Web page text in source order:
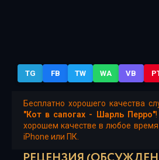
TG FB TW WA VB
Бесплатно хорошего качества
"Кот в сапогах - Шарль Перро"
хорошем качестве в любое
iPhone или ПК.